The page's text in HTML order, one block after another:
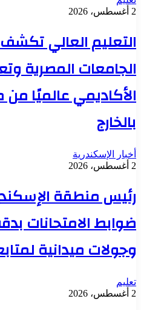
2 أغسطس، 2026
التعليم العالي
الجامعات المصرية
الأكاديمي عالميًا
بالخارج
أخبار الإسكندرية
2 أغسطس، 2026
رئيس منطقة
ضوابط الامتحانات
وجولات ميدانية
تعليم
2 أغسطس، 2026